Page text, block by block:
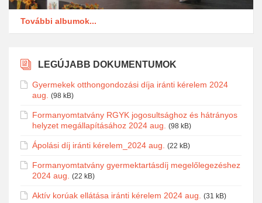
További albumok...
LEGÚJABB DOKUMENTUMOK
Gyermekek otthongondozási díja iránti kérelem 2024
aug.
(98 kB)
Formanyomtatvány RGYK jogosultsághoz és hátrányos
helyzet megállapításához 2024 aug.
(98 kB)
Ápolási díj iránti kérelem_2024 aug. (22 kB)
Formanyomtatvány gyermektartásdíj megelőlegezéshez
2024 aug.
(22 kB)
Aktív korúak ellátása iránti kérelem 2024 aug. (31 kB)